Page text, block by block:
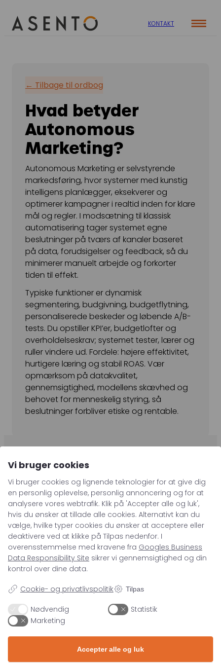
KONTAKT
ORGANIC SEARCH
SEO
GEO
Programmatic SEO
FÅ KORTLAGT DIN AI SYNLIGHED
PAID SOCIAL
Meta annoncering
Snapchat annoncering
LinkedIn annoncering
Pinterest annoncering
TikTok annoncering
PAID SEARCH
Google Ads
Display annoncering
YouTube annoncering
Google shopping
Bing Ads
Kampagnemails
Leadgenerering
E-mail automation
TRACKING
Server-Side Tracking
Viden
Webinar
Whitepapers
Mød teamet
Karriere
Nyhedsbrev
← Tilbage til ordbog
Hvad betyder
Autonomous
Marketing?
Autonomous Marketing er selvstyrende
markedsføring, hvor systemer med kunstig
intelligens planlægger, eksekverer og
optimerer kampagner i realtid inden for klare
mål og regler. I modsætning til klassisk
automatisering tager systemet egne
beslutninger på tværs af kanaler baseret
på data, forudsigelser og feedback, så du
minimerer manuelt arbejde og forkorter
tiden til effekt.
Typiske funktioner er dynamisk
segmentering, budgivning, budgetflytning,
personaliserede beskeder og løbende A/B-
tests. Du opstiller KPI’er, budgetlofter og
overholdelseskrav; systemet tester, lærer og
ruller vindere ud. Fordele: højere effektivitet,
hurtigere læring og stabil ROAS. Vær
opmærksom på datakvalitet,
gennemsigtighed, modellens skævhed og
behovet for menneskelig styring, så
beslutninger forbliver etiske og rentable.
71 99 26 04
kontakt@asento.dk
SPECIALER
Paid Social
Paid Search
VIDEN
Webinar
Vi bruger cookies
Vi bruger cookies og lignende teknologier for at give dig
en personlig oplevelse, personlig annoncering og for at
analysere vores webtrafik. Klik på 'Accepter alle og luk',
hvis du ønsker at tillade alle cookies. Alternativt kan du
vælge, hvilke typer cookies du ønsker at acceptere eller
deaktivere ved at klikke på Tilpas nedenfor. I
overensstemmelse med kravene fra Googles Business
Data Responsibility Site sikrer vi gennemsigtighed og din
kontrol over dine data.
Cookie- og privatlivspolitik Tilpas
Nødvendig
Statistik
Marketing
Accepter alle og luk